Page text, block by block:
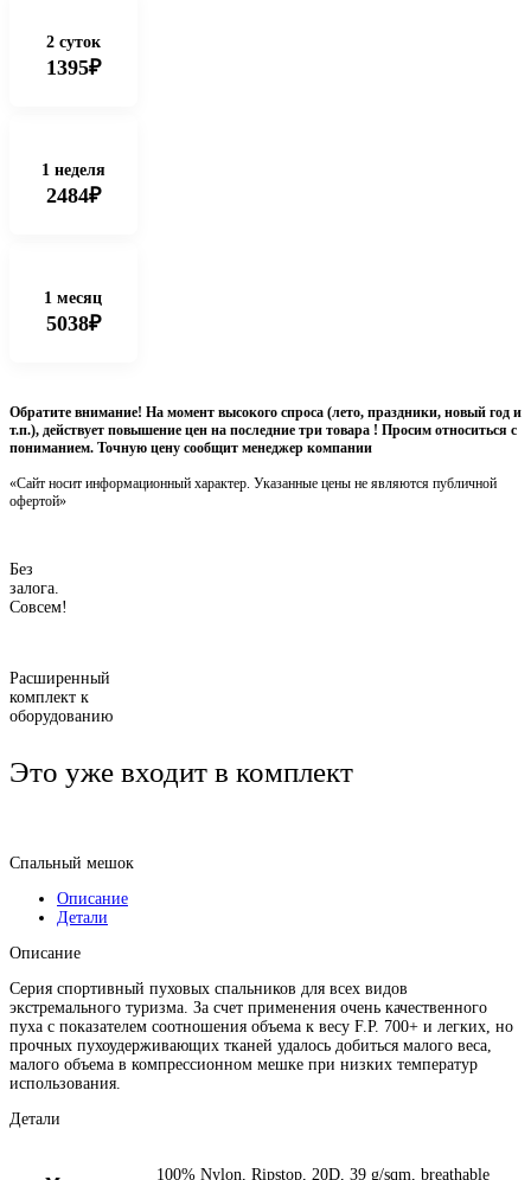
2 суток
1395₽
1 неделя
2484₽
1 месяц
5038₽
Обратите внимание! На момент высокого спроса (лето, праздники, новый год и
т.п.), действует повышение цен на последние три товара ! Просим относиться с
пониманием. Точную цену сообщит менеджер компании
«Сайт носит информационный характер. Указанные цены не являются публичной
офертой»
Без
залога.
Совсем!
Расширенный
комплект к
оборудованию
Это уже входит в комплект
Спальный мешок
Описание
Детали
Описание
Серия спортивный пуховых спальников для всех видов
экстремального туризма. За счет применения очень качественного
пуха с показателем соотношения объема к весу F.P. 700+ и легких, но
прочных пухоудерживающих тканей удалось добиться малого веса,
малого объема в компрессионном мешке при низких температур
использования.
Детали
100% Nylon, Ripstop, 20D, 39 g/sqm, breathable